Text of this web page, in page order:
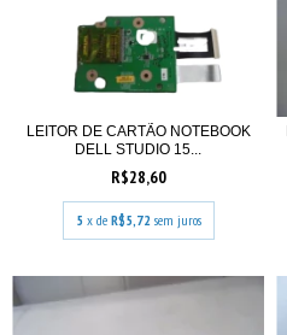
LEITOR DE CARTÃO NOTEBOOK
DELL STUDIO 15...
R$28,60
5 x de R$5,72 sem juros